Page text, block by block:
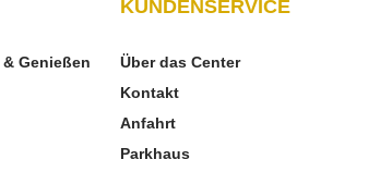
Genießen
KUNDENSERVICE
Über das Center
Kontakt
Anfahrt
Parkhaus